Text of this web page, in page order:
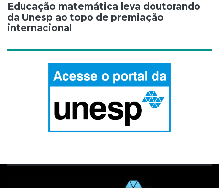
Educação matemática leva doutorando
da Unesp ao topo de premiação
internacional